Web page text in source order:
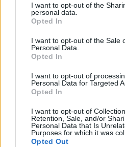
I want to opt-out of the
personal data.
Opted In
I want to opt-out of the Sale
Personal Data.
Opted In
I want to opt-out of
Personal Data for Targeted
Opted In
I want to opt-out of
Retention, Sale, and/or
Personal Data that Is
Purposes for which it was
Opted Out
Demokráciát próbáltak ki a
gyerekek kérdezhették a
Több mint háromszáz diák vett részt
Országgyűlésen, ahol
fel kérdéseiket. A fiatalok többek
használatát és az internethasználat
Közoktatás
Palotás Zsuzsanna